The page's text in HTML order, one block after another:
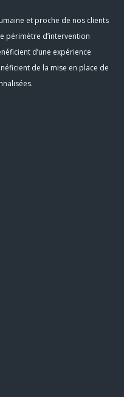
et proche de nos clients
périmètre d’intervention
d’une expérience
de la mise en place de